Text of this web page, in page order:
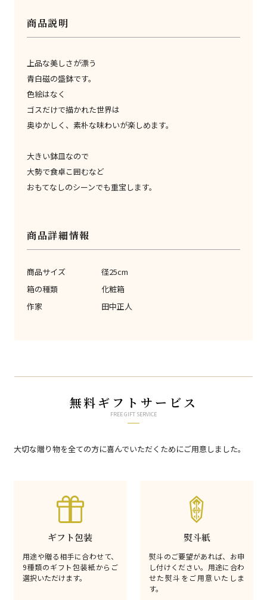
商品説明
上品な美しさが漂う
青白磁の盛鉢です。
色絵はなく
ゴスだけで描かれた世界は
奥ゆかしく、素朴な味わいが楽しめます。
大きい鉢皿なので
大勢で食卓こ囲むなど
おもてなしのシーンでも重宝します。
商品詳細情報
商品サイズ
径25cm
箱の種類
化粧箱
作家
田中正人
無料ギフトサービス
FREE GIFT SERVICE
大切な贈り物を全ての方に喜んでいただくためにご用意しました。
ギフト包装
用途や贈る相手に合わせて、
9種類のギフト包装紙からご
選択いただけます。
熨斗紙
熨斗のご要望があれば、お申
し付けください。用途に合わ
せた熨斗をご用意いたしま
す。